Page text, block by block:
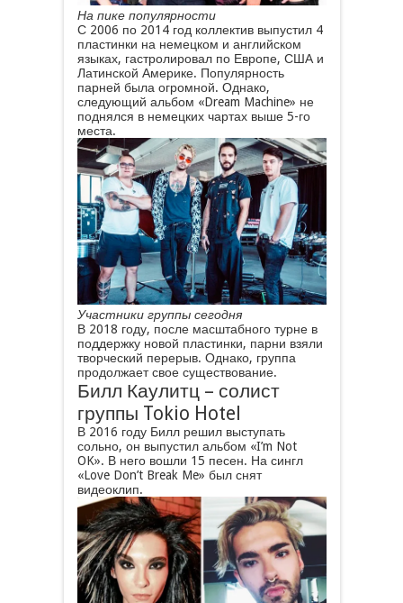
На пике популярности
С 2006 по 2014 год коллектив выпустил 4
пластинки на немецком и английском
языках, гастролировал по Европе, США и
Латинской Америке. Популярность
парней была огромной. Однако,
следующий альбом «Dream Machine» не
поднялся в немецких чартах выше 5-го
места.
Участники группы сегодня
В 2018 году, после масштабного турне в
поддержку новой пластинки, парни взяли
творческий перерыв. Однако, группа
продолжает свое существование.
Билл Каулитц – солист
группы Tokio Hotel
В 2016 году Билл решил выступать
сольно, он выпустил альбом «I’m Not
OK». В него вошли 15 песен. На сингл
«Love Don’t Break Me» был снят
видеоклип.